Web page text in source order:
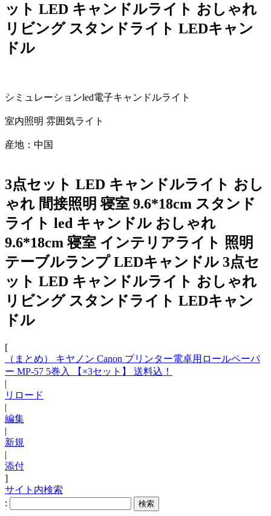
ット LED キャンドルライト おしゃれ
リビング スタンドライト LEDキャン
ドル
シミュレーションled電子キャンドルライト
室内照明 雰囲気ライト
産地：中国
3点セット LED キャンドルライト おし
ゃれ 間接照明 寝室 9.6*18cm スタンド
ライト led キャンドル おしゃれ
9.6*18cm 寝室 インテリアライト 照明
テーブルランプ LEDキャンドル 3点セ
ット LED キャンドルライト おしゃれ
リビング スタンドライト LEDキャン
ドル
[
（まとめ） キヤノン Canon プリンター電卓用ロールペーパ
ー MP-57 5巻入 【×3セット】 送料込！
|
リロード
|
編集
|
新規
|
添付
]
サイト内検索
: